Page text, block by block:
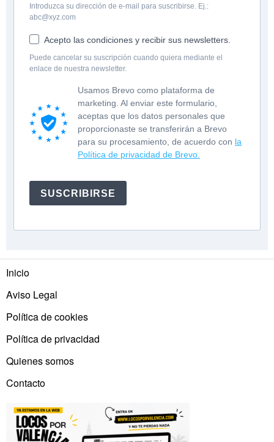
Introduzca su dirección de e-mail para suscribirse. Ej.:
abc@xyz.com
Acepto las condiciones y recibir sus newsletters.
Puede cancelar su suscripción cuando quiera mediante el
enlace de nuestra newsletter.
Usamos Brevo como plataforma de
marketing. Al enviar este formulario,
aceptas que los datos personales que
proporcionaste se transferirán a Brevo
para su procesamiento, de acuerdo con la
Política de privacidad de Brevo.
SUSCRIBIRSE
Inicio
Aviso Legal
Política de cookies
Política de privacidad
Quienes somos
Contacto